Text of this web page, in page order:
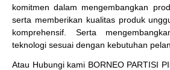
komitmen dalam mengembangkan
serta memberikan kualitas produk
komprehensif. Serta
teknologi sesuai dengan kebutuhan
Atau Hubungi kami BORNEO PARTISI